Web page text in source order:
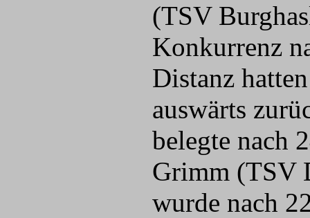
(TSV
Konkurrenz
Distanz
auswärts
belegte nach
Grimm (TSV
wurde nach